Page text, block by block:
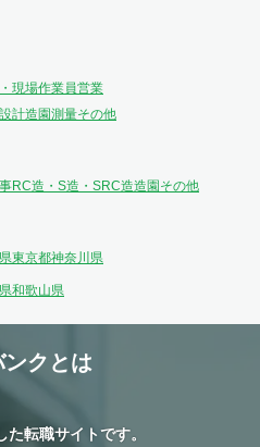
現場作業員営業
計造園測量その他
RC造・S造・SRC造造園 その他
東京都神奈川県
和歌山県
クとは
転職サイトです。